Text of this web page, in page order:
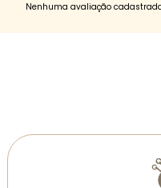
Nenhuma avaliação